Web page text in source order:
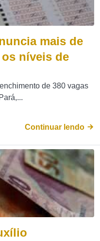
mais de
níveis de
de 380 vagas
Continuar lendo